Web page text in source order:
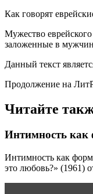
Как говорят
Мужество
заложенные в
Данный текст
Продолжение на
Читайте
Интимность как
Интимность как
это любовь?» (1961)